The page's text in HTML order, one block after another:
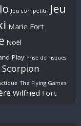
Jeu compétitif Jeu
Marie Fort
Noël
Play Prise de risques
Scorpion
The Flying Games
Wilfried Fort